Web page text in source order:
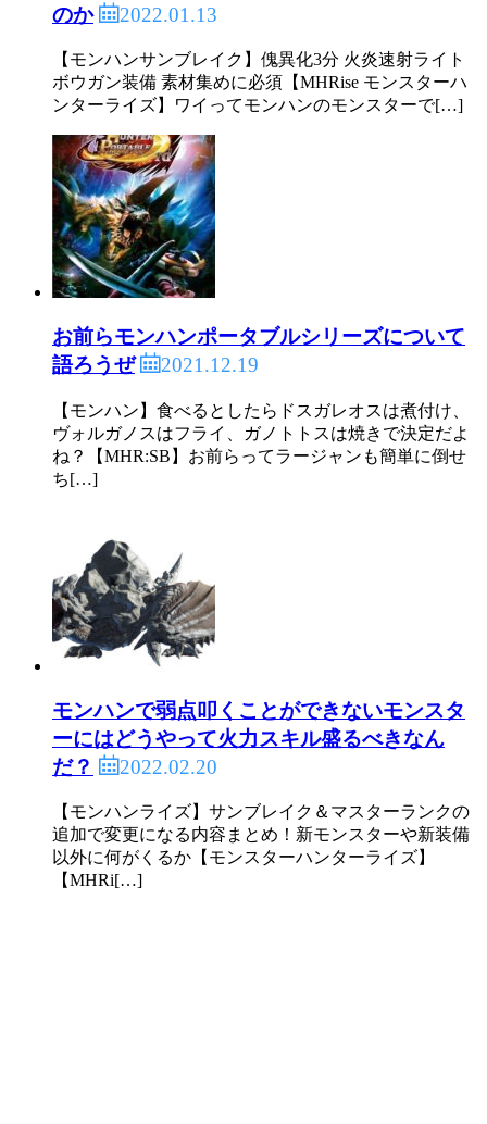
のか
2022.01.13
【モンハンサンブレイク】傀異化3分 火炎速射ライト
ボウガン装備 素材集めに必須【MHRise モンスターハ
ンターライズ】ワイってモンハンのモンスターで[…]
お前らモンハンポータブルシリーズについて
語ろうぜ
2021.12.19
【モンハン】食べるとしたらドスガレオスは煮付け、
ヴォルガノスはフライ、ガノトトスは焼きで決定だよ
ね？【MHR:SB】お前らってラージャンも簡単に倒せ
ち[…]
モンハンで弱点叩くことができないモンスタ
ーにはどうやって火力スキル盛るべきなん
だ？
2022.02.20
【モンハンライズ】サンブレイク＆マスターランクの
追加で変更になる内容まとめ！新モンスターや新装備
以外に何がくるか【モンスターハンターライズ】
【MHRi[…]